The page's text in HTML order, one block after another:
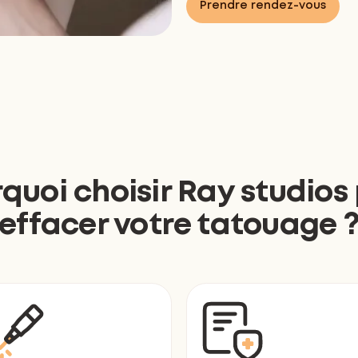
Prendre rendez-vous
choisir Ray studios
votre tatouage